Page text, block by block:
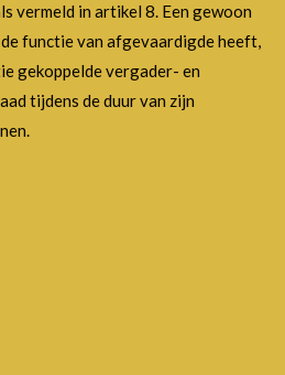
vermeld in artikel 8. Een gewoon
functie van afgevaardigde heeft,
gekoppelde vergader- en
tijdens de duur van zijn